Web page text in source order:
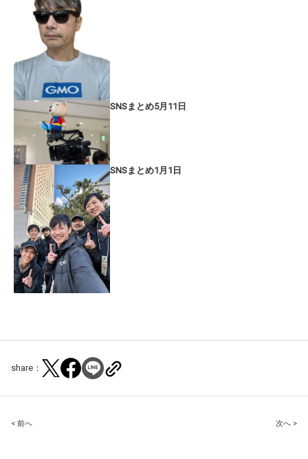
SNSまとめ5月11日
SNSまとめ1月1日
share：
Post
< 前へ 次へ >